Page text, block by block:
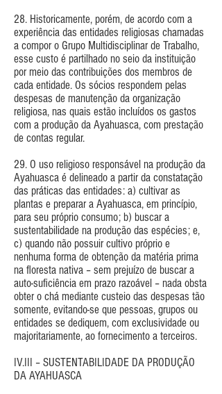
28. Historicamente, porém, de acordo com a
experiência das entidades religiosas chamadas
a compor o Grupo Multidisciplinar de Trabalho,
esse custo é partilhado no seio da instituição
por meio das contribuições dos membros de
cada entidade. Os sócios respondem pelas
despesas de manutenção da organização
religiosa, nas quais estão incluídos os gastos
com a produção da Ayahuasca, com prestação
de contas regular.
29. O uso religioso responsável na produção da
Ayahuasca é delineado a partir da constatação
das práticas das entidades: a) cultivar as
plantas e preparar a Ayahuasca, em princípio,
para seu próprio consumo; b) buscar a
sustentabilidade na produção das espécies; e,
c) quando não possuir cultivo próprio e
nenhuma forma de obtenção da matéria prima
na floresta nativa – sem prejuízo de buscar a
auto-suficiência em prazo razoável – nada obsta
obter o chá mediante custeio das despesas tão
somente, evitando-se que pessoas, grupos ou
entidades se dediquem, com exclusividade ou
majoritariamente, ao fornecimento a terceiros.
IV.III – SUSTENTABILIDADE DA PRODUÇÃO
DA AYAHUASCA